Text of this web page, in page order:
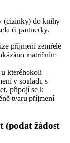
(cizinky) do knihy
či partnerky.
příjmení zemřelé
matričním
kteréhokoli
v souladu s
připojí se k
tvaru příjmení
(podat žádost